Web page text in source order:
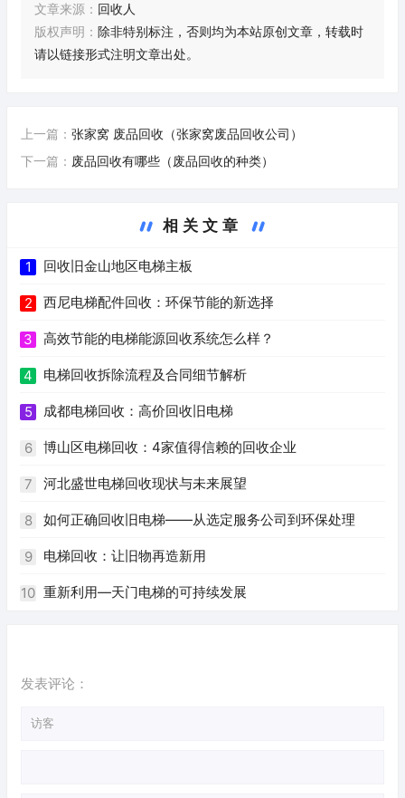
文章来源： 回收人
版权声明： 除非特别标注，否则均为本站原创文章，转载时
请以链接形式注明文章出处。
上一篇： 张家窝 废品回收（张家窝废品回收公司）
下一篇： 废品回收有哪些（废品回收的种类）
相关文章
1 回收旧金山地区电梯主板
2 西尼电梯配件回收：环保节能的新选择
3 高效节能的电梯能源回收系统怎么样？
4 电梯回收拆除流程及合同细节解析
5 成都电梯回收：高价回收旧电梯
6 博山区电梯回收：4家值得信赖的回收企业
7 河北盛世电梯回收现状与未来展望
8 如何正确回收旧电梯——从选定服务公司到环保处理
9 电梯回收：让旧物再造新用
10 重新利用—天门电梯的可持续发展
发表评论：